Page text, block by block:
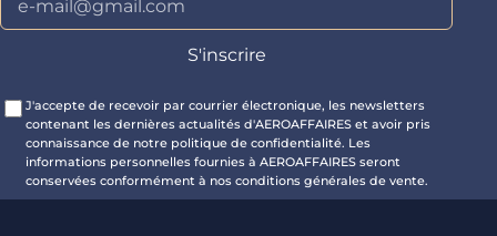
J'accepte de recevoir par courrier électronique, les newsletters
contenant les dernières actualités d'AEROAFFAIRES et avoir pris
connaissance de notre politique de confidentialité. Les
informations personnelles fournies à AEROAFFAIRES seront
conservées conformément à nos conditions générales de vente.